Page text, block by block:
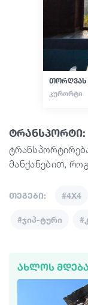
თორღვას
ᲙᲣᲠᲝᲠᲢᲘ
ტრანსპორტი:
მანქანებით,
თეგები: #4X4
#ჯიპ-ტური
ᲐᲮᲚᲝᲡ